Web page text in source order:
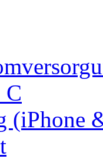
C
(iPhone